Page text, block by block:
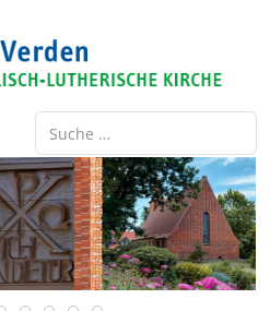
Suche ...
Type 2 or more characters for